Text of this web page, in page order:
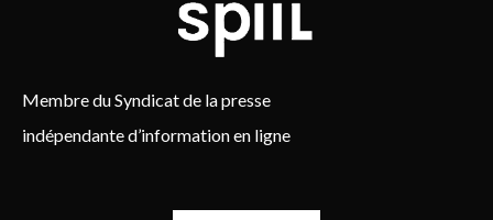
Membre du Syndicat de la presse
indépendante d’information en ligne